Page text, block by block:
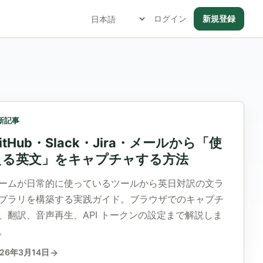
ログイン 新規登録
記事
・Slack・Jira・メールから「使
英文」をキャプチャする方法
ムが日常的に使っているツールから英日対訳の文ラ
ラリを構築する実践ガイド。ブラウザでのキャプチ
翻訳、音声再生、API トークンの設定まで解説しま
年3月14日